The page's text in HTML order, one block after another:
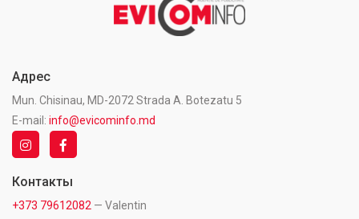
Адрес
Mun. Chisinau, MD-2072 Strada A. Botezatu 5
E-mail: info@evicominfo.md
Контакты
+373 79612082 — Valentin